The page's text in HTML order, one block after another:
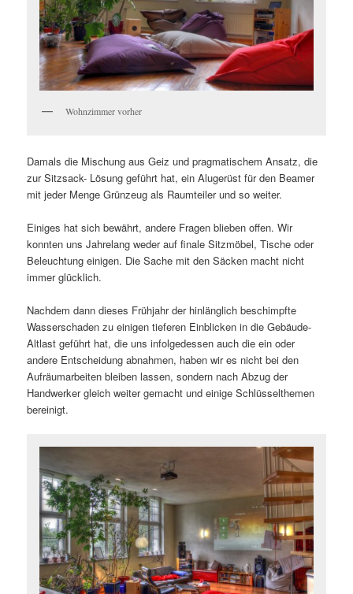
Wohnzimmer vorher
Damals die Mischung aus Geiz und pragmatischem Ansatz, die
zur Sitzsack- Lösung geführt hat, ein Alugerüst für den Beamer
mit jeder Menge Grünzeug als Raumteiler und so weiter.
Einiges hat sich bewährt, andere Fragen blieben offen. Wir
konnten uns Jahrelang weder auf finale Sitzmöbel, Tische oder
Beleuchtung einigen. Die Sache mit den Säcken macht nicht
immer glücklich.
Nachdem dann dieses Frühjahr der hinlänglich beschimpfte
Wasserschaden zu einigen tieferen Einblicken in die Gebäude-
Altlast geführt hat, die uns infolgedessen auch die ein oder
andere Entscheidung abnahmen, haben wir es nicht bei den
Aufräumarbeiten bleiben lassen, sondern nach Abzug der
Handwerker gleich weiter gemacht und einige Schlüsselthemen
bereinigt.